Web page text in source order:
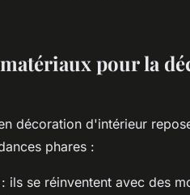
pour la
décoration d'intérieur
phares :
: ils se réinventent avec des